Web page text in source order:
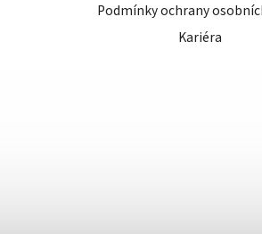
Podmínky ochrany
Kariéra